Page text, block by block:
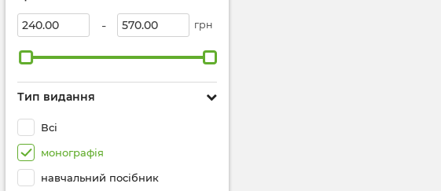
- грн
Тип видання
Всі
монографія
навчальний посібник